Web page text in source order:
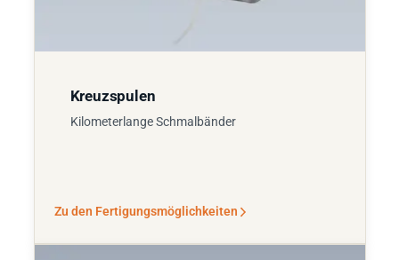
Kreuzspulen
Kilometerlange Schmalbänder
Zu den Fertigungsmöglichkeiten